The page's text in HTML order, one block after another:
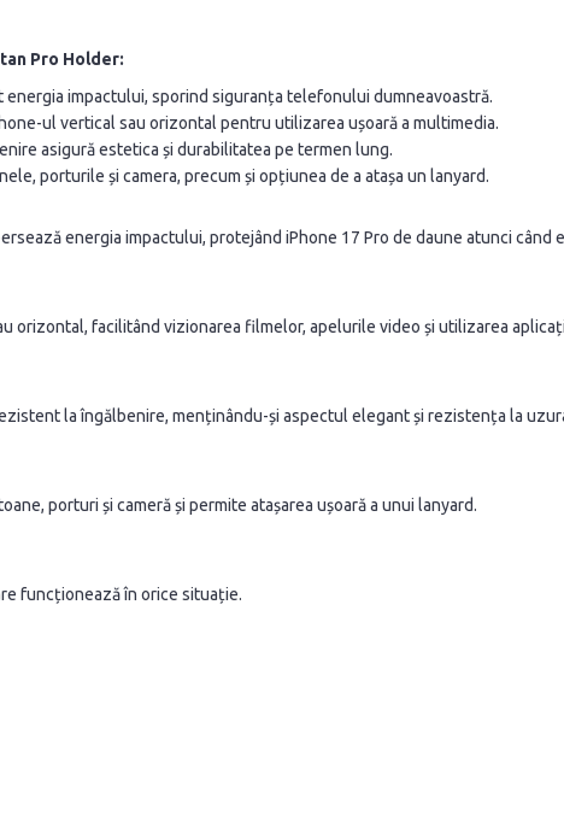
Pro Holder:
impactului, sporind siguranța telefonului dumneavoastră.
ul vertical sau orizontal pentru utilizarea ușoară a multimedia.
asigură estetica și durabilitatea pe termen lung.
porturile și camera, precum și opțiunea de a atașa un lanyard.
energia impactului, protejând iPhone 17 Pro de daune atunci când
facilitând vizionarea filmelor, apelurile video și utilizarea
la îngălbenire, menținându-și aspectul elegant și rezistența la
porturi și cameră și permite atașarea ușoară a unui lanyard.
funcționează în orice situație.